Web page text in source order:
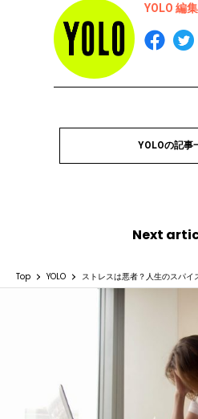
YOLO 編
YOLOの記事
Next
Top YOLO ストレスは悪者？人生のスパイ